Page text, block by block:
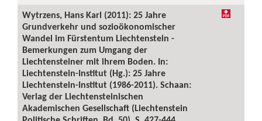
Wytrzens, Hans Karl (2011): 25 Jahre
Grundverkehr und sozioökonomischer
Wandel im Fürstentum Liechtenstein -
Bemerkungen zum Umgang der
Liechtensteiner mit ihrem Boden. In:
Liechtenstein-Institut (Hg.): 25 Jahre
Liechtenstein-Institut (1986-2011). Schaan:
Verlag der Liechtensteinischen
Akademischen Gesellschaft (Liechtenstein